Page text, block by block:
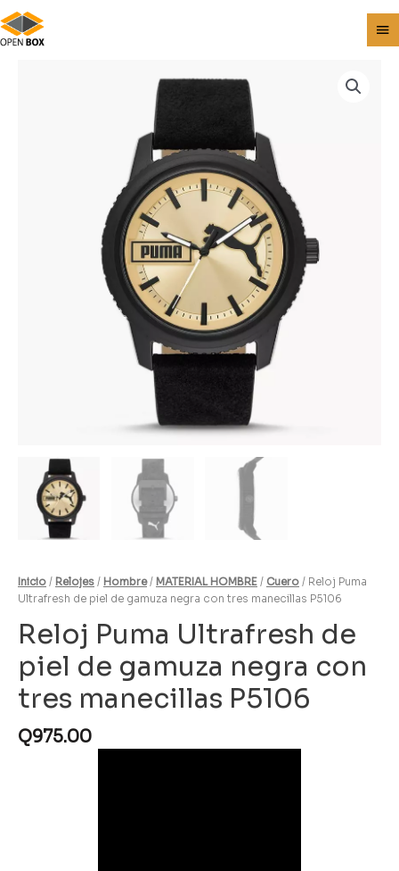
Inicio / Relojes / Hombre/ MATERIAL HOMBRE / Cuero / Reloj Puma
Ultrafresh de piel de gamuza negra con tres manecillas P5106
Reloj Puma Ultrafresh de
piel de gamuza negra con
tres manecillas P5106
Q975.00